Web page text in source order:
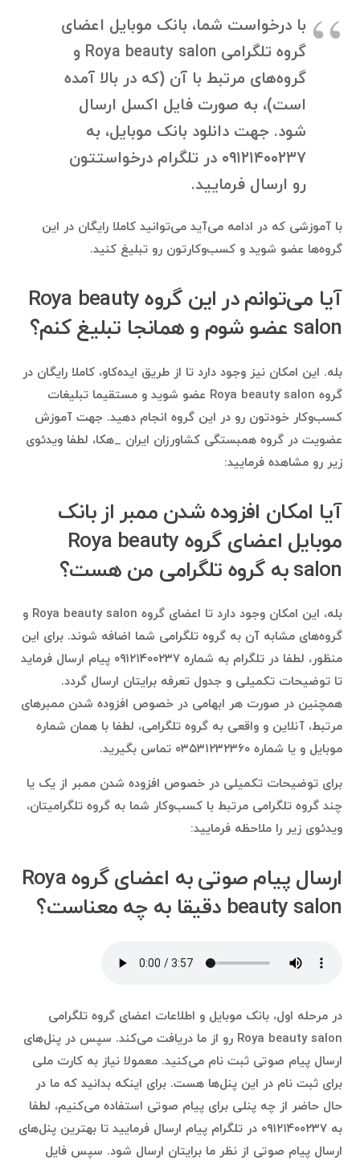
با درخواست شما، بانک موبایل اعضای
گروه تلگرامی Roya beauty salon و
گروه‌های مرتبط با آن (که در بالا آمده
است)، به صورت فایل اکسل ارسال
شود. جهت دانلود بانک موبایل، به
۰۹۱۲۱۴۰۰۲۳۷ در تلگرام درخواستتون
رو ارسال فرمایید.
با آموزشی که در ادامه می‌آید می‌توانید کاملا رایگان در این
گروه‌ها عضو شوید و کسب‌وکارتون رو تبلیغ کنید.
آیا می‌توانم در این گروه Roya beauty
salon عضو شوم و همانجا تبلیغ کنم؟
بله. این امکان نیز وجود دارد تا از طریق ایده‌کاو، کاملا رایگان در
گروه Roya beauty salon عضو شوید و مستقیما تبلیغات
کسب‌وکار خودتون رو در این گروه انجام دهید. جهت آموزش
عضویت در گروه همبستگی کشاورزان ایران _هکا، لطفا ویدئوی
زیر رو مشاهده فرمایید:
آیا امکان افزوده شدن ممبر از بانک
موبایل اعضای گروه Roya beauty
salon به گروه تلگرامی من هست؟
بله، این امکان وجود دارد تا اعضای گروه Roya beauty salon و
گروه‌های مشابه آن به گروه تلگرامی شما اضافه شوند. برای این
منظور، لطفا در تلگرام به شماره ۰۹۱۲۱۴۰۰۲۳۷ پیام ارسال فرماید
تا توضیحات تکمیلی و جدول تعرفه برایتان ارسال گردد.
همچنین در صورت هر ابهامی در خصوص افزوده شدن ممبرهای
مرتبط، آنلاین و واقعی به گروه تلگرامی، لطفا با همان شماره
موبایل و یا شماره ۰۳۵۳۱۲۳۲۳۶۰ تماس بگیرید.
برای توضیحات تکمیلی در خصوص افزوده شدن ممبر از یک یا
چند گروه تلگرامی مرتبط با کسب‌وکار شما به گروه تلگرامیتان،
ویدئوی زیر را ملاحظه فرمایید:
ارسال پیام صوتی به اعضای گروه Roya
beauty salon دقیقا به چه معناست؟
در مرحله اول، بانک موبایل و اطلاعات اعضای گروه تلگرامی
Roya beauty salon رو از ما دریافت می‌کند. سپس در پنل‌های
ارسال پیام صوتی ثبت نام می‌کنید. معمولا نیاز به کارت ملی
برای ثبت نام در این پنل‌ها هست. برای اینکه بدانید که ما در
حال حاضر از چه پنلی برای پیام صوتی استفاده می‌کنیم، لطفا
به ۰۹۱۲۱۴۰۰۲۳۷ در تلگرام پیام ارسال فرمایید تا بهترین پنل‌های
ارسال پیام صوتی از نظر ما برایتان ارسال شود. سپس فایل